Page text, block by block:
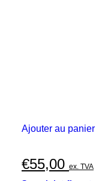
Ajouter au panier
€55,00 ex. TVA